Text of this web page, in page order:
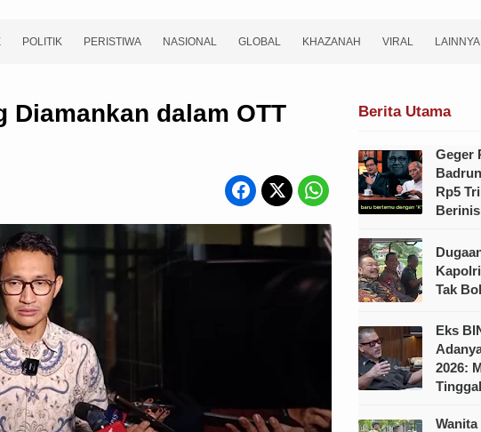
POLITIK PERISTIWA NASIONAL GLOBAL KHAZANAH VIRAL LAINNYA
Diamankan dalam OTT
Berita Utama
Geger
Rp5
Tak
Eks
2026: